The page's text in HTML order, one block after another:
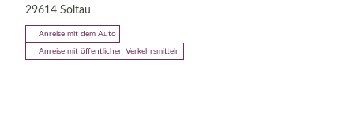
29614 Soltau
Anreise mit dem Auto
Anreise mit öffentlichen Verkehrsmitteln